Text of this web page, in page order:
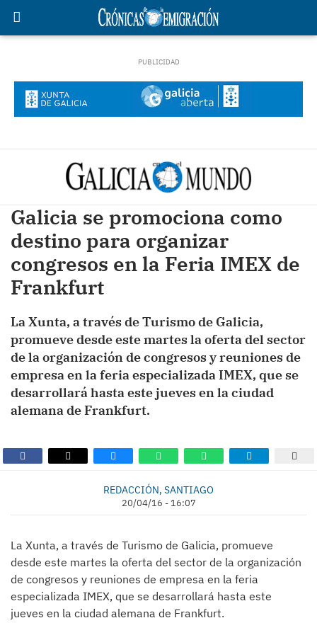
Galicia se promociona como
destino para organizar
congresos en la Feria IMEX de
Frankfurt
La Xunta, a través de Turismo de Galicia,
promueve desde este martes la oferta del sector
de la organización de congresos y reuniones de
empresa en la feria especializada IMEX, que se
desarrollará hasta este jueves en la ciudad
alemana de Frankfurt.
REDACCIÓN, SANTIAGO
20/04/16 - 16:07
La Xunta, a través de Turismo de Galicia, promueve
desde este martes la oferta del sector de la organización
de congresos y reuniones de empresa en la feria
especializada IMEX, que se desarrollará hasta este
jueves en la ciudad alemana de Frankfurt.